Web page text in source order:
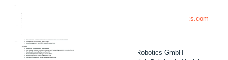
bewerbung@gsg-robotics.com
GSG-Robotics GmbH